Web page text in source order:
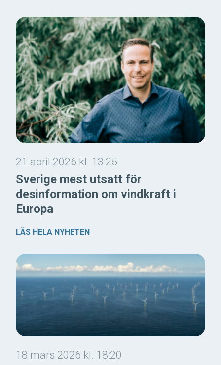
21 april 2026 kl. 13:25
Sverige mest utsatt för
desinformation om vindkraft i
Europa
LÄS HELA NYHETEN
18 mars 2026 kl. 18:20